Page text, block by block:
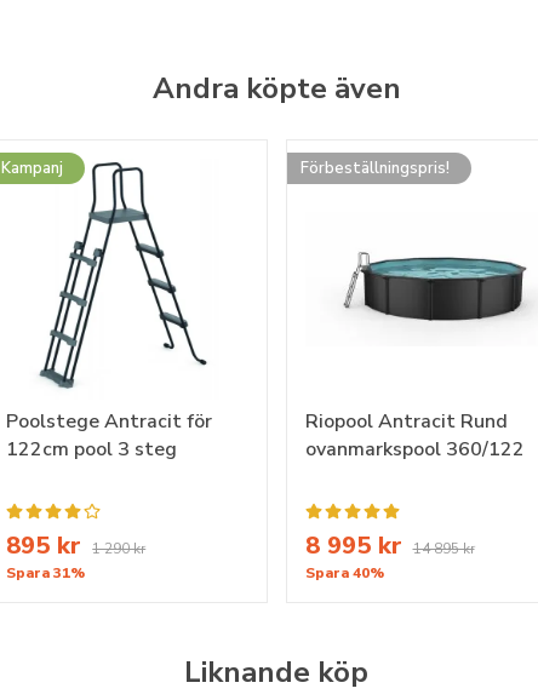
Andra köpte även
Kampanj
Poolstege Antracit för
122cm pool 3 steg
895 kr
1 290 kr
Spara 31%
Förbeställningspris!
Riopool Antracit Rund
ovanmarkspool 360/122
8 995 kr 14 895 kr
Spara 40%
Liknande köp